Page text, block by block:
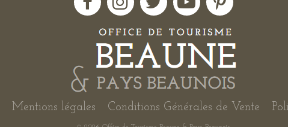
Mentions légales Conditions Générales de Vente